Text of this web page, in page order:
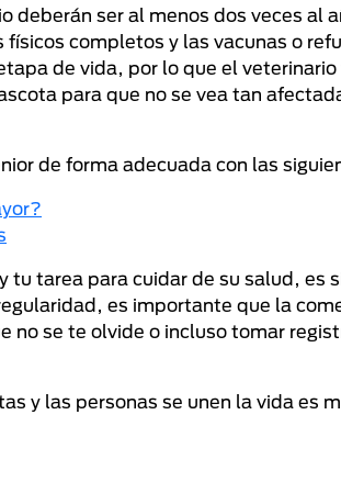
deberán ser al menos dos veces al
completos y las vacunas o
de vida, por lo que el
para que no se vea tan
de forma adecuada con las
tu tarea para cuidar de su salud,
es importante que la
no se te olvide o incluso tomar
y las personas se unen la vida es